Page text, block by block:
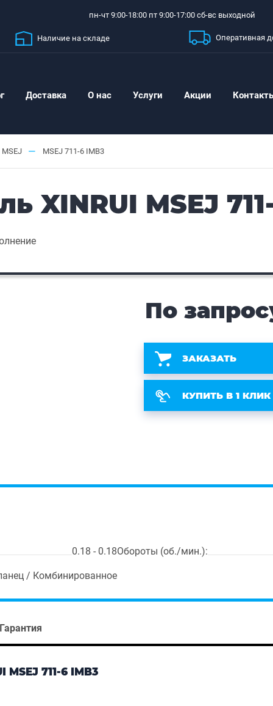
пн-чт 9:00-18:00 пт 9:00-17:00 сб-вс выходной
Наличие на складе Оперативная
Доставка О нас Услуги Акции
MSEJ — MSEJ 711-6 IMB3
XINRUI MSEJ
По
ЗАКАЗАТЬ
КУПИТЬ В 1 КЛИК
0.18 - 0.18Обороты (об./мин.):
/ Комбинированное
Гарантия
711-6 IMB3